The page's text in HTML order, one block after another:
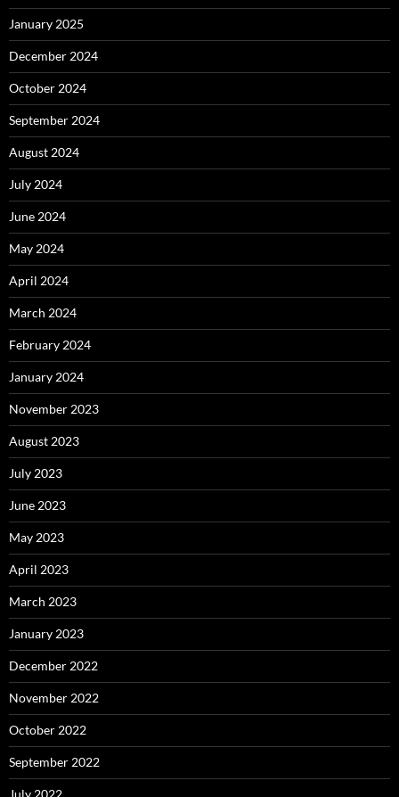
January 2025
December 2024
October 2024
September 2024
August 2024
July 2024
June 2024
May 2024
April 2024
March 2024
February 2024
January 2024
November 2023
August 2023
July 2023
June 2023
May 2023
April 2023
March 2023
January 2023
December 2022
November 2022
October 2022
September 2022
July 2022